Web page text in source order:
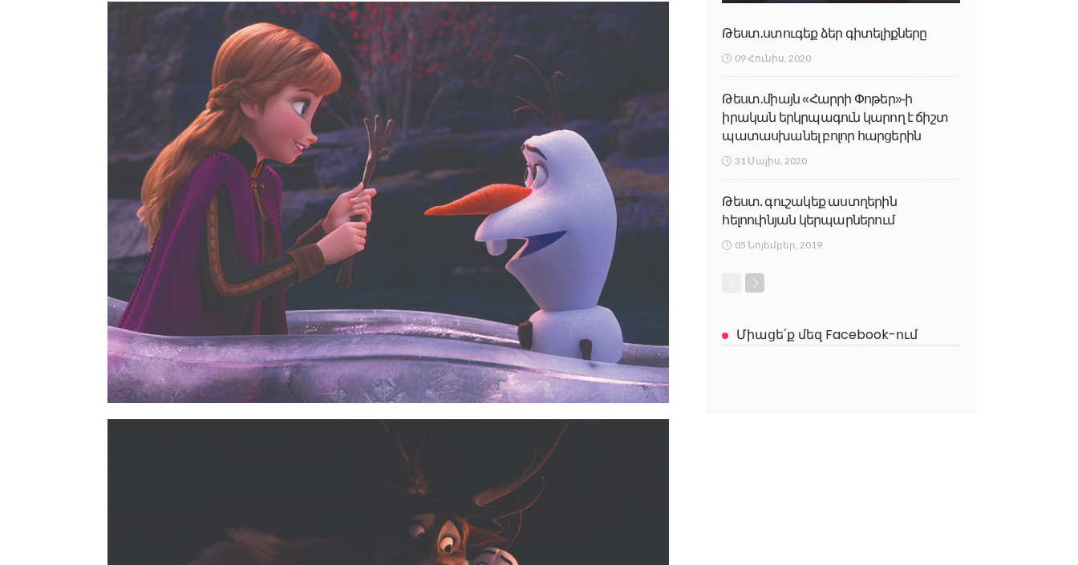
Թեստ․ստուգեք ձեր գիտելիքները
09 Հունիս, 2020
Թեստ․միայն «Հարրի Փոթեր»-ի
իրական երկրպագուն կարող է ճիշտ
պատասխանել բոլոր հարցերին
31 Մայիս, 2020
Թեստ. գուշակեք աստղերին
հելոուինյան կերպարներում
05 Նոյեմբեր, 2019
Միացե՛ք մեզ Facebook-ում